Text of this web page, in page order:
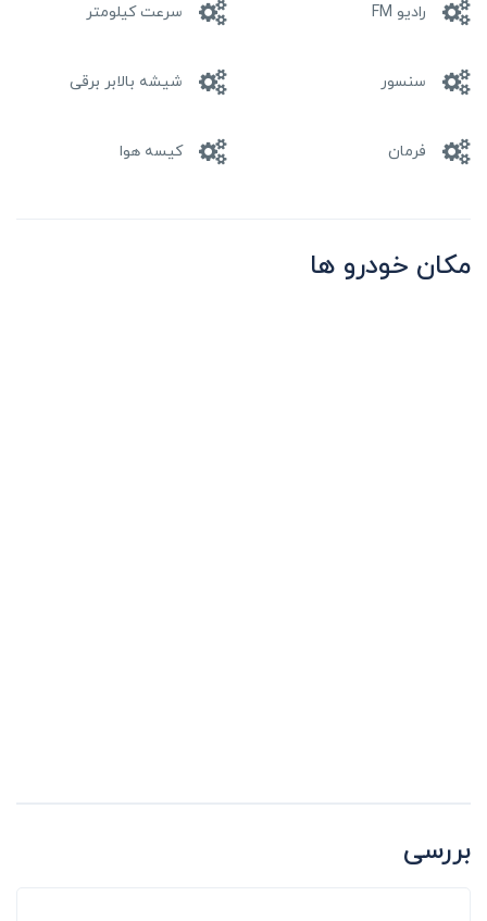
رادیو FM سرعت کیلومتر
سنسور شیشه بالابر برقی
فرمان کیسه هوا
مکان خودرو ها
بررسی